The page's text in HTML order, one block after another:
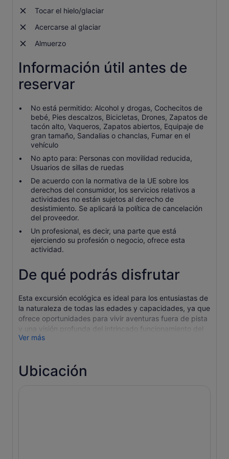
Tocar el hielo/glaciar
Acercarse al glaciar
Almuerzo
Información útil antes de
reservar
No está permitido: Alcohol y drogas, Cochecitos de
bebé, Pies descalzos, Bicicletas, Drones, Zapatos de
tacón alto, Vaqueros, Zapatos abiertos, Equipaje de
gran tamaño, Sandalias o chanclas, Fumar en el
vehículo
No apto para: Personas con movilidad reducida,
Usuarios de sillas de ruedas
De acuerdo con la normativa de la UE sobre los
derechos del consumidor, los servicios relativos a
actividades no están sujetos al derecho de
desistimiento. Se aplicará la política de cancelación
del proveedor.
Un profesional, es decir, una parte que está
ejerciendo su profesión o negocio, ofrece esta
actividad.
De qué podrás disfrutar
Esta excursión ecológica es ideal para los entusiastas de
la naturaleza de todas las edades y capacidades, ya que
ofrece oportunidades para vivir aventuras fuera de pista
y una visión profunda del intrincado funcionamiento del
ecosistema.
la antigua selva nativa de podocarpos, pasea por un
Ver más
Ubicación